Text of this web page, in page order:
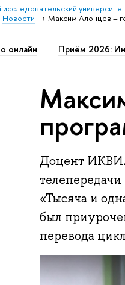
Новости Максим Алонцев –
онлайн Приём 2026:
Доцент
«Тысяча и
был
перевода